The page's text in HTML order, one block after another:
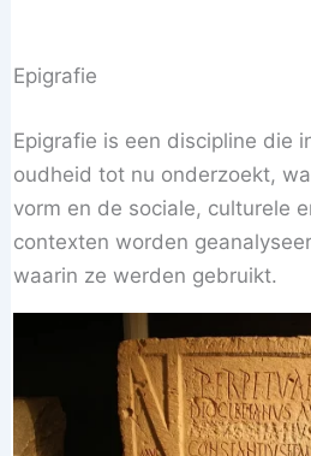
Epigrafie
Epigrafie is een discipline die
oudheid tot nu onderzoekt,
vorm en de sociale, culturele
contexten worden
waarin ze werden gebruikt.